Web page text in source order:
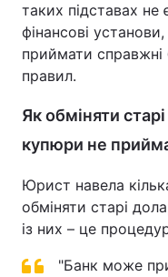
таких підставах не
фінансові
приймати справжні
правил.
Як обміняти
купюри не
Юрист навела
обміняти старі
із них – це
"Банк може